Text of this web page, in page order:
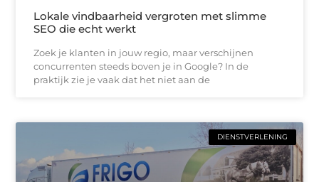
Lokale vindbaarheid vergroten met slimme
SEO die echt werkt
Zoek je klanten in jouw regio, maar verschijnen
concurrenten steeds boven je in Google? In de
praktijk zie je vaak dat het niet aan de
DIENSTVERLENING